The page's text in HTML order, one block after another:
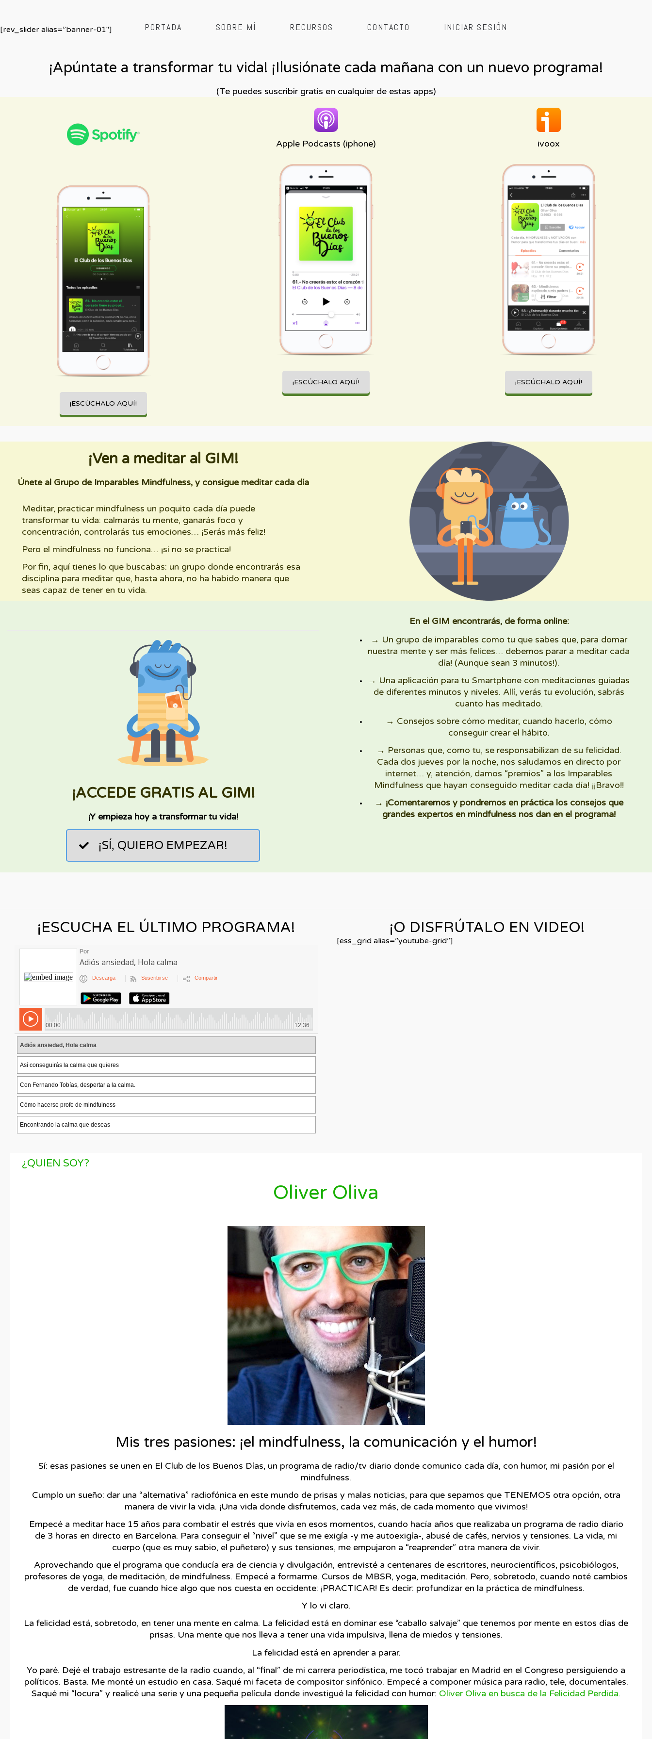
PORTADA SOBRE MÍ RECURSOS CONTACTO INICIAR SESIÓN
[rev_slider alias=”banner-01″]
¡Apúntate a transformar tu vida! ¡Ilusiónate cada mañana con un nuevo programa!
(Te puedes suscribir gratis en cualquier de estas apps)
¡ESCÚCHALO AQUÍ!
Apple Podcasts (iphone)
¡ESCÚCHALO AQUÍ!
ivoox
¡ESCÚCHALO AQUÍ!
¡Ven a meditar al GIM!
Únete al Grupo de Imparables Mindfulness, y consigue meditar cada día
Meditar, practicar mindfulness un poquito cada día puede
transformar tu vida: calmarás tu mente, ganarás foco y
concentración, controlarás tus emociones… ¡Serás más feliz!
Pero el mindfulness no funciona… ¡si no se practica!
Por fin, aquí tienes lo que buscabas: un grupo donde encontrarás esa
disciplina para meditar que, hasta ahora, no ha habido manera que
seas capaz de tener en tu vida.
¡ACCEDE GRATIS AL GIM!
¡Y empieza hoy a transformar tu vida!
¡SÍ, QUIERO EMPEZAR!
En el GIM encontrarás, de forma online:
→ Un grupo de imparables como tu que sabes que, para domar
nuestra mente y ser más felices… debemos parar a meditar cada
día! (Aunque sean 3 minutos!).
→ Una aplicación para tu Smartphone con meditaciones guiadas
de diferentes minutos y niveles. Allí, verás tu evolución, sabrás
cuanto has meditado.
→ Consejos sobre cómo meditar, cuando hacerlo, cómo
conseguir crear el hábito.
→ Personas que, como tu, se responsabilizan de su felicidad.
Cada dos jueves por la noche, nos saludamos en directo por
internet… y, atención, damos “premios” a los Imparables
Mindfulness que hayan conseguido meditar cada día! ¡¡Bravo!!
→ ¡Comentaremos y pondremos en práctica los consejos que
grandes expertos en mindfulness nos dan en el programa!
¡ESCUCHA EL ÚLTIMO PROGRAMA! ¡O DISFRÚTALO EN VIDEO!
[ess_grid alias=”youtube-grid”]
¿QUIEN SOY?
Oliver Oliva
Mis tres pasiones: ¡el mindfulness, la comunicación y el humor!
Sí: esas pasiones se unen en El Club de los Buenos Días, un programa de radio/tv diario donde comunico cada día, con humor, mi pasión por el
mindfulness.
Cumplo un sueño: dar una “alternativa” radiofónica en este mundo de prisas y malas noticias, para que sepamos que TENEMOS otra opción, otra
manera de vivir la vida. ¡Una vida donde disfrutemos, cada vez más, de cada momento que vivimos!
Empecé a meditar hace 15 años para combatir el estrés que vivía en esos momentos, cuando hacía años que realizaba un programa de radio diario
de 3 horas en directo en Barcelona. Para conseguir el “nivel” que se me exigía -y me autoexigía-, abusé de cafés, nervios y tensiones. La vida, mi
cuerpo (que es muy sabio, el puñetero) y sus tensiones, me empujaron a “reaprender” otra manera de vivir.
Aprovechando que el programa que conducía era de ciencia y divulgación, entrevisté a centenares de escritores, neurocientíficos, psicobiólogos,
profesores de yoga, de meditación, de mindfulness. Empecé a formarme. Cursos de MBSR, yoga, meditación. Pero, sobretodo, cuando noté cambios
de verdad, fue cuando hice algo que nos cuesta en occidente: ¡PRACTICAR! Es decir: profundizar en la práctica de mindfulness.
Y lo vi claro.
La felicidad está, sobretodo, en tener una mente en calma. La felicidad está en dominar ese “caballo salvaje” que tenemos por mente en estos días de
prisas. Una mente que nos lleva a tener una vida impulsiva, llena de miedos y tensiones.
La felicidad está en aprender a parar.
Yo paré. Dejé el trabajo estresante de la radio cuando, al “final” de mi carrera periodística, me tocó trabajar en Madrid en el Congreso persiguiendo a
políticos. Basta. Me monté un estudio en casa. Saqué mi faceta de compositor sinfónico. Empecé a componer música para radio, tele, documentales.
Saqué mi “locura” y realicé una serie y una pequeña película donde investigué la felicidad con humor: Oliver Oliva en busca de la Felicidad Perdida.